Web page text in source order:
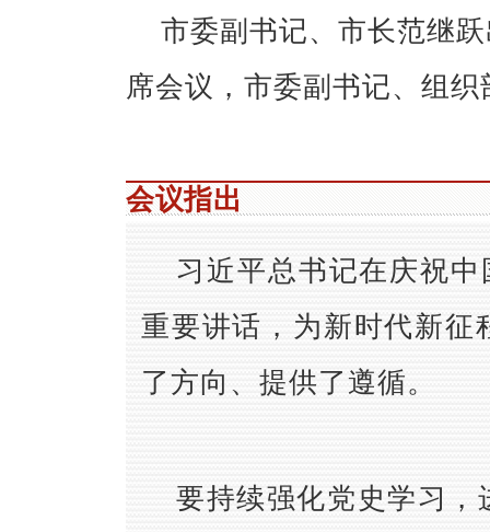
市委副书记、市长范继
席会议，市委副书记、组
会议指出
习近平总书记在庆祝
重要讲话，为新时代新
了方向、提供了遵循。
要持续强化党史学习